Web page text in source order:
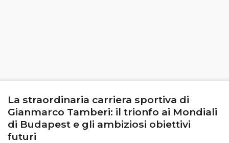
La straordinaria carriera sportiva di
Gianmarco Tamberi: il trionfo ai Mondiali
di Budapest e gli ambiziosi obiettivi
futuri